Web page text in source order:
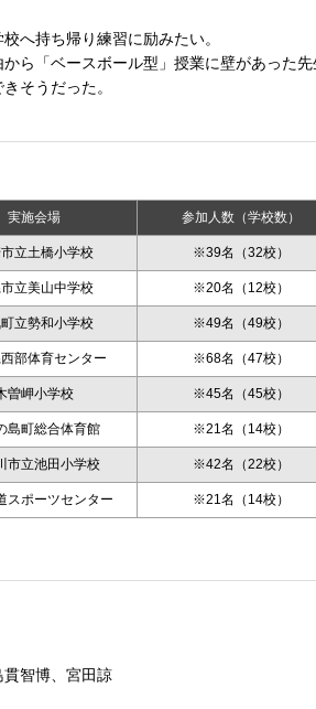
へ持ち帰り練習に励みたい。
ら「ベースボール型」授業に壁があった
そうだった。
実施会場 参加人数（学校数）
市立土橋小学校 ※39名（32校）
立美山中学校 ※20名（12校）
立勢和小学校 ※49名（49校）
部体育センター ※68名（47校）
曽岬小学校 ※45名（45校）
島町総合体育館 ※21名（14校）
市立池田小学校 ※42名（22校）
スポーツセンター ※21名（14校）
智博、宮田諒